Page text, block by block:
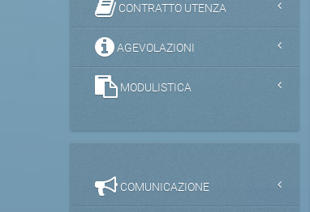
CONTRATTO UTENZA
AGEVOLAZIONI
MODULISTICA
COMUNICAZIONE